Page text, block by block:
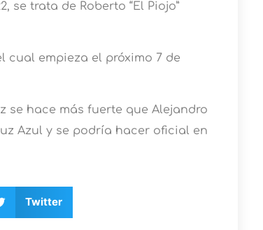
se trata de Roberto “El Piojo”
cual empieza el próximo 7 de
se hace más fuerte que Alejandro
Azul y se podría hacer oficial en
Twitter